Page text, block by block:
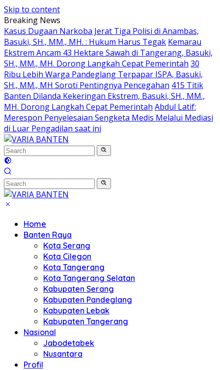
Skip to content
Breaking News
Kasus Dugaan Narkoba Jerat Tiga Polisi di Anambas,
Basuki, SH., MM., MH. : Hukum Harus Tegak Kemarau
Ekstrem Ancam 43 Hektare Sawah di Tangerang, Basuki,
SH., MM., MH. Dorong Langkah Cepat Pemerintah 30
Ribu Lebih Warga Pandeglang Terpapar ISPA, Basuki,
SH., MM., MH Soroti Pentingnya Pencegahan 415 Titik
Banten Dilanda Kekeringan Ekstrem, Basuki, SH., MM.,
MH. Dorong Langkah Cepat Pemerintah Abdul Latif:
Merespon Penyelesaian Sengketa Medis Melalui Mediasi
di Luar Pengadilan saat ini
Home
Banten Raya
Kota Serang
Kota Cilegon
Kota Tangerang
Kota Tangerang Selatan
Kabupaten Serang
Kabupaten Pandeglang
Kabupaten Lebak
Kabupaten Tangerang
Nasional
Jabodetabek
Nusantara
Profil